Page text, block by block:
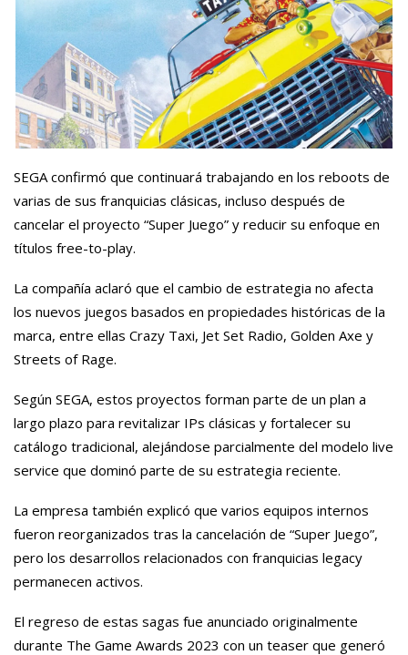
SEGA confirmó que continuará trabajando en los reboots de
varias de sus franquicias clásicas, incluso después de
cancelar el proyecto “Super Juego” y reducir su enfoque en
títulos free-to-play.
La compañía aclaró que el cambio de estrategia no afecta
los nuevos juegos basados en propiedades históricas de la
marca, entre ellas Crazy Taxi, Jet Set Radio, Golden Axe y
Streets of Rage.
Según SEGA, estos proyectos forman parte de un plan a
largo plazo para revitalizar IPs clásicas y fortalecer su
catálogo tradicional, alejándose parcialmente del modelo live
service que dominó parte de su estrategia reciente.
La empresa también explicó que varios equipos internos
fueron reorganizados tras la cancelación de “Super Juego”,
pero los desarrollos relacionados con franquicias legacy
permanecen activos.
El regreso de estas sagas fue anunciado originalmente
durante The Game Awards 2023 con un teaser que generó